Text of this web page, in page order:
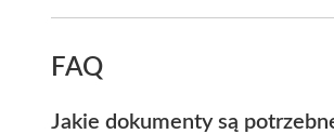
FAQ
Jakie dokumenty są